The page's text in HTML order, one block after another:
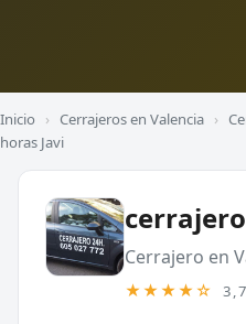
Inicio › Cerrajeros en Valencia ›
horas Javi
Cerrajero en
★★★★☆